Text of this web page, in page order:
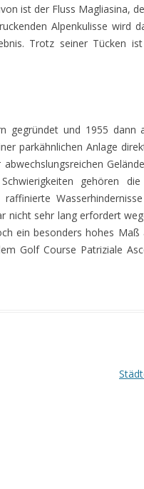
ist der Fluss Magliasina,
Alpenkulisse wird
Trotz seiner Tücken
gegründet und 1955 dann
parkähnlichen Anlage
gehören
nicht sehr lang erfordert
ein besonders hohes Maß
Golf Course Patriziale